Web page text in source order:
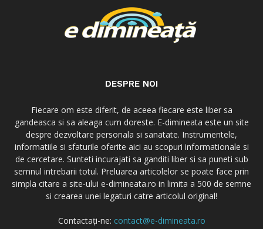
DESPRE NOI
Fiecare om este diferit, de aceea fiecare este liber sa
gandeasca si sa aleaga cum doreste. E-dimineata este un site
despre dezvoltare personala si sanatate. Instrumentele,
informatiile si sfaturile oferite aici au scopuri informationale si
de cercetare. Sunteti incurajati sa ganditi liber si sa puneti sub
semnul intrebarii totul. Preluarea articolelor se poate face prin
simpla citare a site-ului e-dimineata.ro in limita a 500 de semne
si crearea unei legaturi catre articolul original!
Contactați-ne: contact@e-dimineata.ro